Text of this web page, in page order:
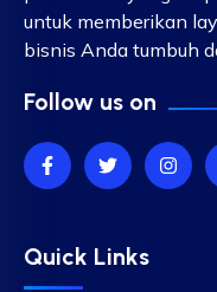
untuk memberikan
bisnis Anda tumbuh
Follow us on
Quick Links